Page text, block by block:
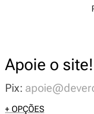
Apoie o
Pix:
+ OPÇÕES